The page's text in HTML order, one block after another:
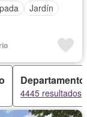
Jardín
Departamento
4445 resultados